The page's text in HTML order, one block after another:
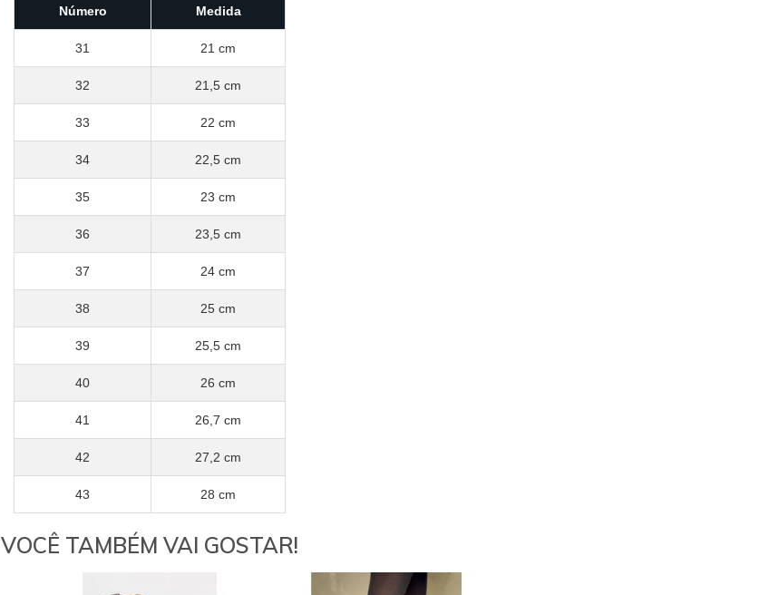
Número Medida
31 21 cm
32 21,5 cm
33 22 cm
34 22,5 cm
35 23 cm
36 23,5 cm
37 24 cm
38 25 cm
39 25,5 cm
40 26 cm
41 26,7 cm
42 27,2 cm
43 28 cm
VOCÊ TAMBÉM VAI GOSTAR!